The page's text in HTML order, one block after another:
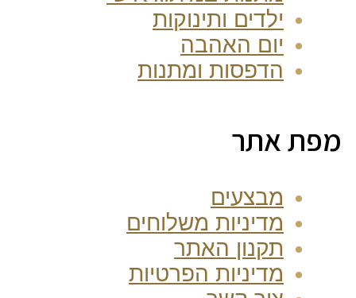
ילדים ותינוקות
יום האהבה
הדפסות ומתנות
מפת אתר
מבצעים
מדיניות משלוחים
תקנון האתר
מדיניות הפרטיות